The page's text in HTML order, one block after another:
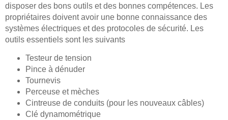
disposer des bons outils et des bonnes compétences. Les
propriétaires doivent avoir une bonne connaissance des
systèmes électriques et des protocoles de sécurité. Les
outils essentiels sont les suivants
Testeur de tension
Pince à dénuder
Tournevis
Perceuse et mèches
Cintreuse de conduits (pour les nouveaux câbles)
Clé dynamométrique